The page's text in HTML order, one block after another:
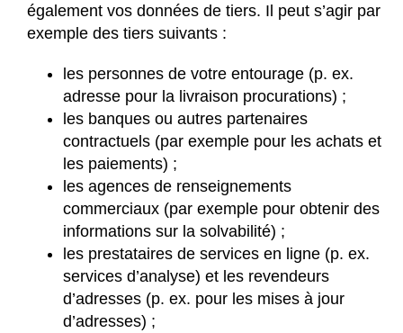
également vos données de tiers. Il peut s’agir par
exemple des tiers suivants :
les personnes de votre entourage (p. ex.
adresse pour la livraison procurations) ;
les banques ou autres partenaires
contractuels (par exemple pour les achats et
les paiements) ;
les agences de renseignements
commerciaux (par exemple pour obtenir des
informations sur la solvabilité) ;
les prestataires de services en ligne (p. ex.
services d’analyse) et les revendeurs
d’adresses (p. ex. pour les mises à jour
d’adresses) ;